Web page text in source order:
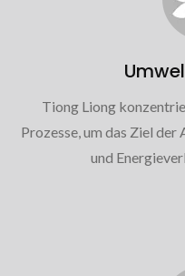
Tiong Liong
Prozesse, um das Ziel
und